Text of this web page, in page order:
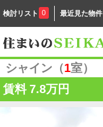
検討リスト 0 最近見た物件
シャイン（1室）
賃料 7.8万円